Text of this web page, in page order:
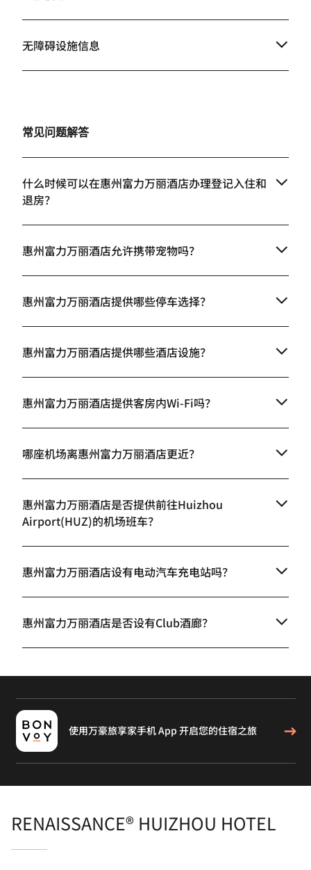
无障碍设施信息
常见问题解答
什么时候可以在惠州富力万丽酒店办理登记入住和
退房？
惠州富力万丽酒店允许携带宠物吗？
惠州富力万丽酒店提供哪些停车选择？
惠州富力万丽酒店提供哪些酒店设施？
惠州富力万丽酒店提供客房内Wi-Fi吗？
哪座机场离惠州富力万丽酒店更近？
惠州富力万丽酒店是否提供前往Huizhou
Airport(HUZ)的机场班车？
惠州富力万丽酒店设有电动汽车充电站吗？
惠州富力万丽酒店是否设有Club酒廊？
使用万豪旅享家手机 App 开启您的住宿之旅
RENAISSANCE® HUIZHOU HOTEL